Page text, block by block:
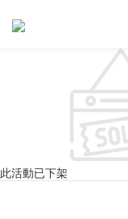
此活動已下架